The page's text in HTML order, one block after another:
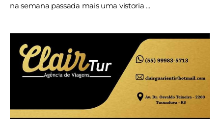
na semana passada mais uma vistoria ...